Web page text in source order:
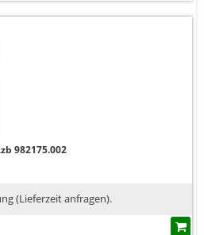
982175.002
(Lieferzeit anfragen).